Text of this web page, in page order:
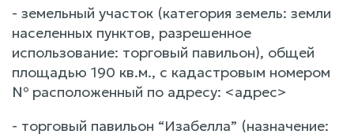
- земельный участок (категория земель: земли
населенных пунктов, разрешенное
использование: торговый павильон), общей
площадью 190 кв.м., с кадастровым номером
№ расположенный по адресу: <адрес>
- торговый павильон “Изабелла” (назначение: